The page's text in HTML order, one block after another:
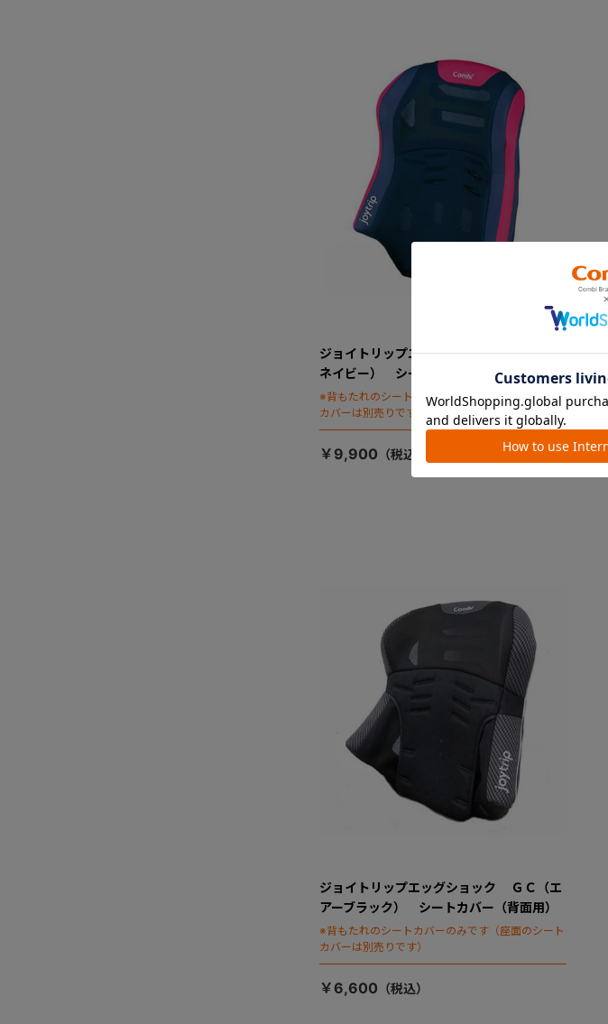
ジョイトリップエアスルー ＧＺ（クール
ネイビー） シートカバー（背面用）
※背もたれのシートカバーのみです（座面のシート
カバーは別売りです）
￥9,900
ジョイトリップエッグショック ＧＣ（エ
アーブラック） シートカバー（背面用）
※背もたれのシートカバーのみです（座面のシート
カバーは別売りです）
￥6,600